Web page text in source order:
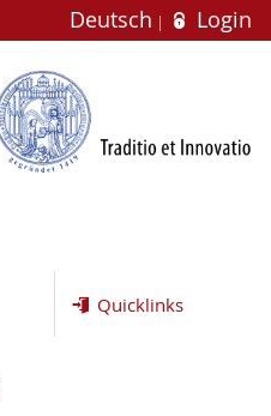
Deutsch Login
Quicklinks